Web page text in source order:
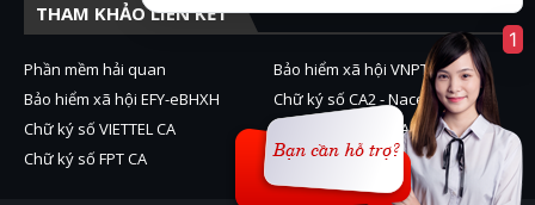
THAM KHẢO LIÊN KẾT
Phần mềm hải quan
Bảo hiểm xã hội VNPT BHXH
Bảo hiểm xã hội EFY-eBHXH
Chữ ký số CA2 - Nacencomm
Chữ ký số VIETTEL CA
Chữ ký số VNPT CA
Chữ ký số FPT CA
1